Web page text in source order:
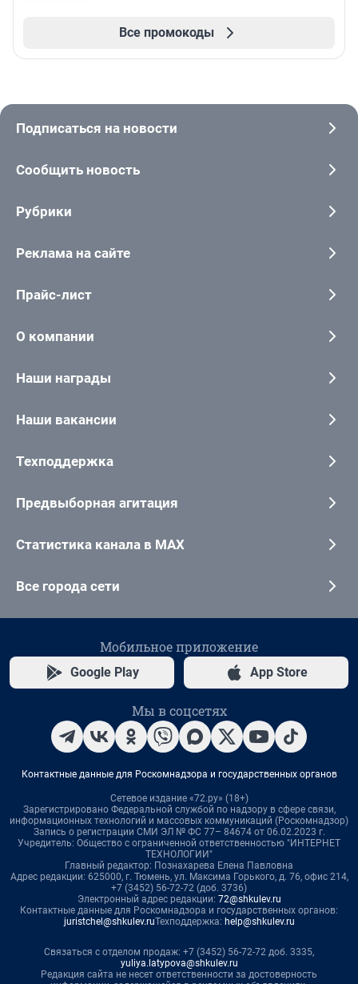
Все промокоды
Подписаться на новости
Сообщить новость
Рубрики
Реклама на сайте
Прайс-лист
О компании
Наши награды
Наши вакансии
Техподдержка
Предвыборная агитация
Статистика канала в MAX
Все города сети
Мобильное приложение
Google Play App Store
Мы в соцсетях
Контактные данные для Роскомнадзора и государственных органов
Сетевое издание «72.ру» (18+)
Зарегистрировано Федеральной службой по надзору в сфере связи,
информационных технологий и массовых коммуникаций (Роскомнадзор)
Запись о регистрации СМИ ЭЛ № ФС 77– 84674 от 06.02.2023 г.
Учредитель: Общество с ограниченной ответственностью "ИНТЕРНЕТ
ТЕХНОЛОГИИ"
Главный редактор: Познахарева Елена Павловна
Адрес редакции: 625000, г. Тюмень, ул. Максима Горького, д. 76, офис 214,
+7 (3452) 56-72-72 (доб. 3736)
Электронный адрес редакции: 72@shkulev.ru
Контактные данные для Роскомнадзора и государственных органов:
juristchel@shkulev.ruТехподдержка: help@shkulev.ru
Связаться с отделом продаж: +7 (3452) 56-72-72 доб. 3335,
yuliya.latypova@shkulev.ru
Редакция сайта не несет ответственности за достоверность